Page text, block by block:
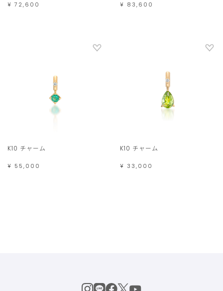
¥ 72,600 ¥ 83,600
K10 チャーム
¥ 55,000
K10 チャーム
¥ 33,000